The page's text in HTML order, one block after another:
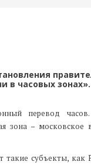
в часовых зонах».
перевод
зона – московское
такие субъекты, как